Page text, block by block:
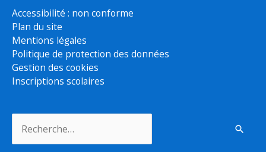
Accessibilité : non conforme
Plan du site
Mentions légales
Politique de protection des données
Gestion des cookies
Inscriptions scolaires